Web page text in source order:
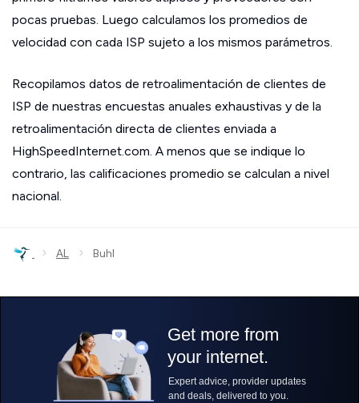
pocas pruebas. Luego calculamos los promedios de
velocidad con cada ISP sujeto a los mismos parámetros.
Recopilamos datos de retroalimentación de clientes de
ISP de nuestras encuestas anuales exhaustivas y de la
retroalimentación directa de clientes enviada a
HighSpeedInternet.com. A menos que se indique lo
contrario, las calificaciones promedio se calculan a nivel
nacional.
› AL › Buhl